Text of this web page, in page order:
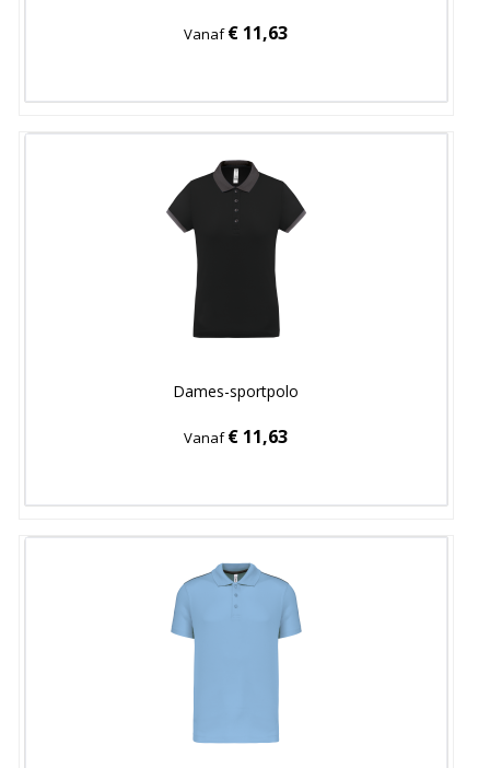
Vanaf€ 11,63
Dames-sportpolo
Vanaf€ 11,63